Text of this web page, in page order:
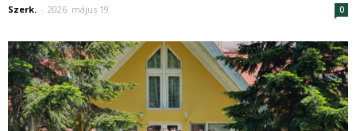
Szerk. - 2026. május 19. 0